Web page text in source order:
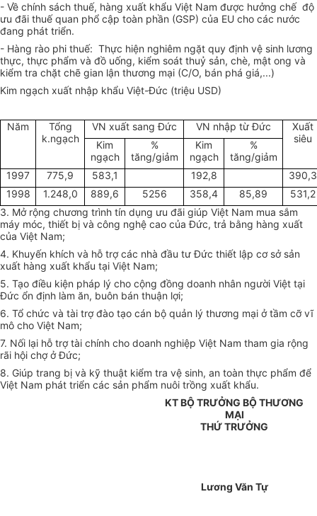
- Về chính sách thuế, hàng xuất khẩu Việt Nam được hưởng chế độ
ưu đãi thuế quan phổ cập toàn phần (GSP) của EU cho các nước
đang phát triển.
- Hàng rào phi thuế: Thực hiện nghiêm ngặt quy định vệ sinh lương
thực, thực phẩm và đồ uống, kiểm soát thuỷ sản, chè, mật ong và
kiểm tra chặt chẽ gian lận thương mại (C/O, bán phá giá,...)
Kim ngạch xuất nhập khẩu Việt-Đức (triệu USD)
Năm
Tổng
k.ngạch
VN xuất sang Đức VN nhập từ Đức
Xuất
siêu
Kim
ngạch
%
tăng/giảm
Kim
ngạch
%
tăng/giảm
1997
775,9 583,1 192,8
390,3
1998
1.248,0 889,6 5256 358,4 85,89
531,2
3. Mở rộng chương trình tín dụng ưu đãi giúp Việt Nam mua sắm
máy móc, thiết bị và công nghệ cao của Đức, trả bằng hàng xuất
của Việt Nam;
4. Khuyến khích và hỗ trợ các nhà đầu tư Đức thiết lập cơ sở sản
xuất hàng xuất khẩu tại Việt Nam;
5. Tạo điều kiện pháp lý cho cộng đồng doanh nhân người Việt tại
Đức ổn định làm ăn, buôn bán thuận lợi;
6. Tổ chức và tài trợ đào tạo cán bộ quản lý thương mại ở tầm cỡ vĩ
mô cho Việt Nam;
7. Nối lại hỗ trợ tài chính cho doanh nghiệp Việt Nam tham gia rộng
rãi hội chợ ở Đức;
8. Giúp trang bị và kỹ thuật kiểm tra vệ sinh, an toàn thực phẩm để
Việt Nam phát triển các sản phẩm nuôi trồng xuất khẩu.
KT BỘ TRƯỞNG BỘ THƯƠNG
MẠI
THỨ TRƯỞNG
Lương Văn Tự